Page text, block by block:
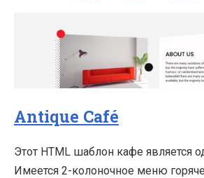
Antique Café
Этот HTML шаблон кафе является
Имеется 2-колоночное меню